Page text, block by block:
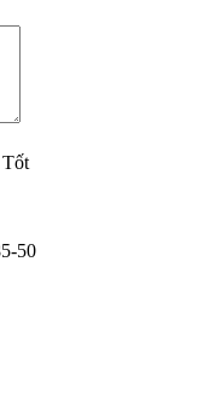
Tốt
50